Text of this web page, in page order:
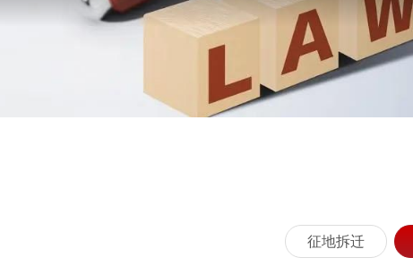
征地拆迁